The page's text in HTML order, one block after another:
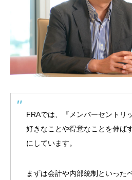
FRAでは、『メンバーセントリ
好きなことや得意なことを伸ば
にしています。
まずは会計や内部統制といった